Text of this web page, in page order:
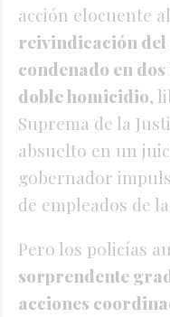
acción elocuente
reivindicación
condenado en
doble homicidio,
Suprema de la
absuelto en un
gobernador
de empleados de
Pero los policías
sorprendente
acciones